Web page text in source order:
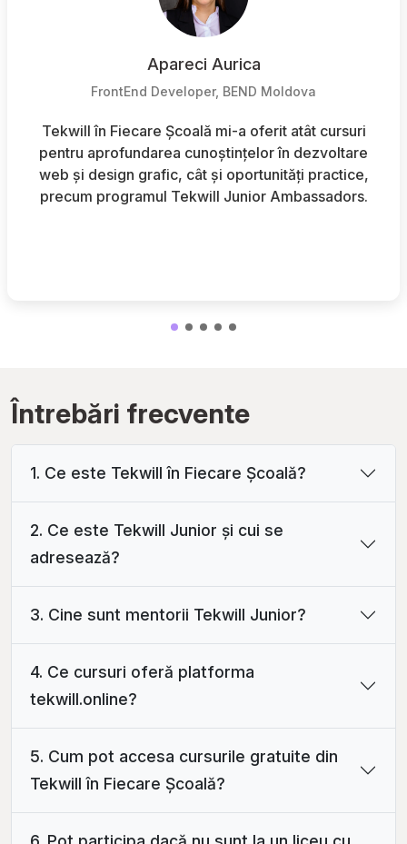
Savelie Babaianu
BackEnd Developer, BEND Moldova
Programul a avut un impact major asupra
parcursului meu personal și profesional. La
de dezvoltare web am acumulat cunoștințe
valoroase și am cunoscut oameni minunați. TIFS
Întrebări frecvente
1. Ce este Tekwill în Fiecare Școală?
2. Ce este Tekwill Junior și cui se
adresează?
3. Cine sunt mentorii Tekwill Junior?
4. Ce cursuri oferă platforma
tekwill.online?
5. Cum pot accesa cursurile gratuite din
Tekwill în Fiecare Școală?